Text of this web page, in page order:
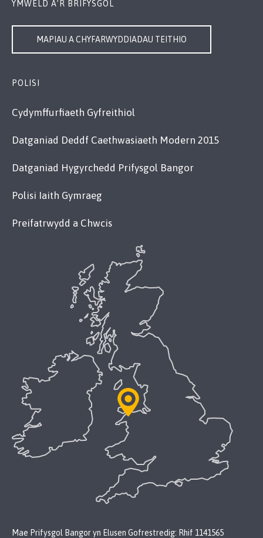
YMWELD Â’R BRIFYSGOL
MAPIAU A CHYFARWYDDIADAU TEITHIO
POLISI
Cydymffurfiaeth Gyfreithiol
Datganiad Deddf Caethwasiaeth Modern 2015
Datganiad Hygyrchedd Prifysgol Bangor
Polisi Iaith Gymraeg
Preifatrwydd a Chwcis
Mae Prifysgol Bangor yn Elusen Gofrestredig: Rhif 1141565